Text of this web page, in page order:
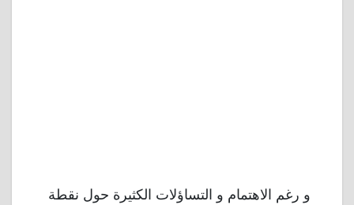
و رغم الاهتمام و التساؤلات الكثيرة حول نقطة